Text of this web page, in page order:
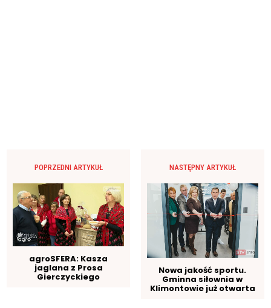
POPRZEDNI ARTYKUŁ
agroSFERA: Kasza
jaglana z Prosa
Gierczyckiego
NASTĘPNY ARTYKUŁ
Nowa jakość sportu.
Gminna siłownia w
Klimontowie już otwarta